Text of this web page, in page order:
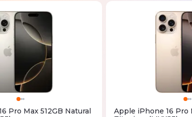
Pro Max 512GB Natural
Apple iPhone 16 Pro